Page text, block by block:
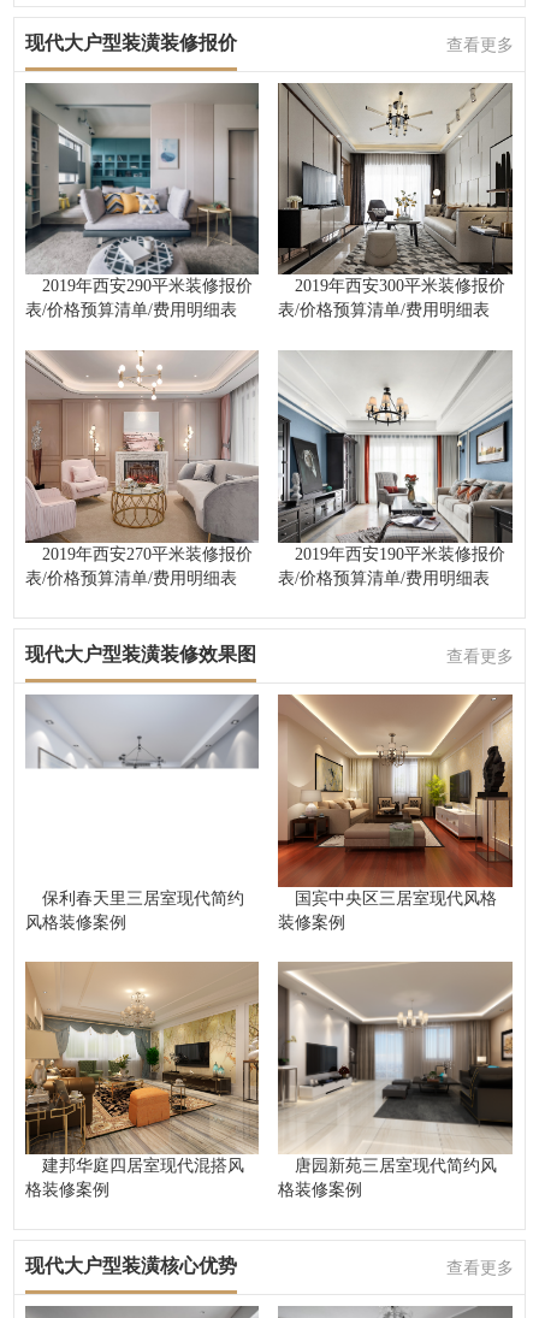
现代大户型装潢装修报价 查看更多
2019年西安290平米装修报价
表/价格预算清单/费用明细表
2019年西安300平米装修报价
表/价格预算清单/费用明细表
2019年西安270平米装修报价
表/价格预算清单/费用明细表
2019年西安190平米装修报价
表/价格预算清单/费用明细表
现代大户型装潢装修效果图 查看更多
保利春天里三居室现代简约
风格装修案例
国宾中央区三居室现代风格
装修案例
建邦华庭四居室现代混搭风
格装修案例
唐园新苑三居室现代简约风
格装修案例
现代大户型装潢核心优势 查看更多